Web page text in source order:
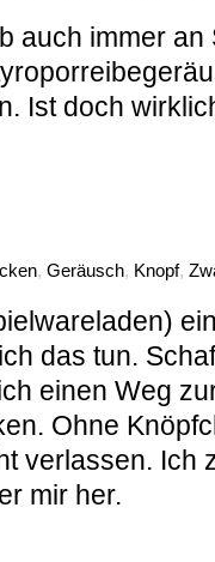
auch immer
Ist doch
, Geräusch, Knopf,
das tun.
einen Weg
Ohne
verlassen. Ich
mir her.